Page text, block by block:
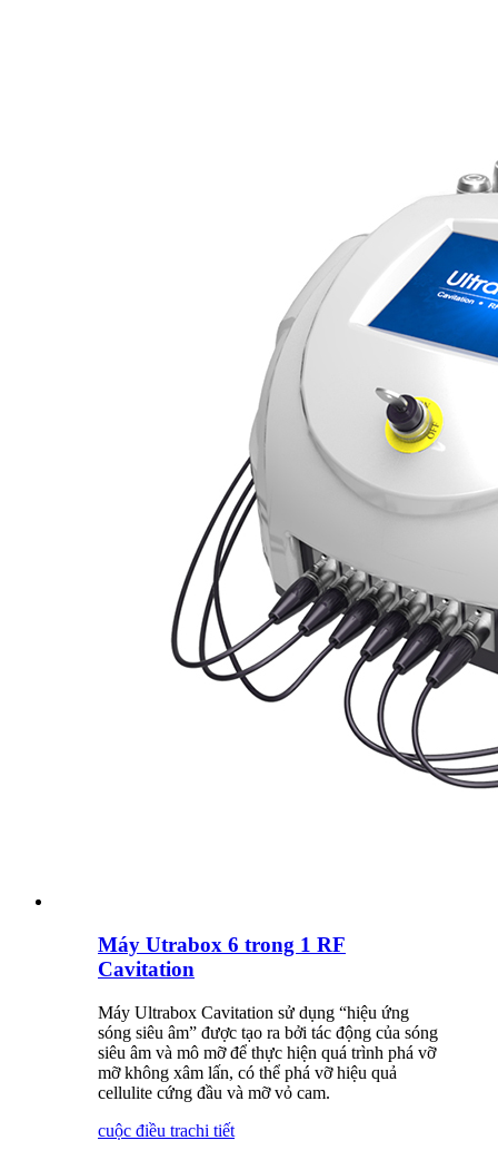
Máy Utrabox 6 trong 1 RF
Cavitation
Máy Ultrabox Cavitation sử dụng “hiệu ứng
sóng siêu âm” được tạo ra bởi tác động của sóng
siêu âm và mô mỡ để thực hiện quá trình phá vỡ
mỡ không xâm lấn, có thể phá vỡ hiệu quả
cellulite cứng đầu và mỡ vỏ cam.
cuộc điều trachi tiết